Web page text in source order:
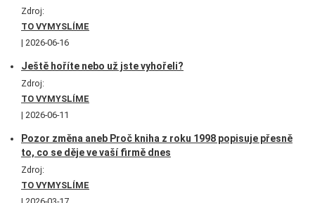
Zdroj:
TO VYMYSLÍME
2026-06-16
Ještě hoříte nebo už jste vyhořeli?
Zdroj:
TO VYMYSLÍME
2026-06-11
Pozor změna aneb Proč kniha z roku 1998 popisuje přesně
to, co se děje ve vaší firmě dnes
Zdroj:
TO VYMYSLÍME